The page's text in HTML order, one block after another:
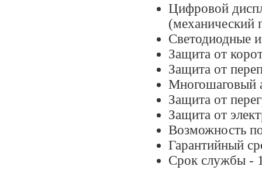
Цифровой
(механический
Светодиодные
Защита от
Защита от
Многошаговый
Защита от
Защита от
Возможность
Гарантийный
Срок службы -